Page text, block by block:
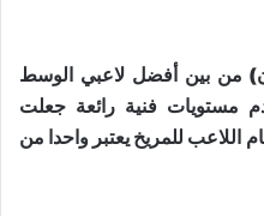
من بين أفضل لاعبي الوسط
مستويات فنية رائعة جعلت
اللاعب للمريخ يعتبر واحدا من